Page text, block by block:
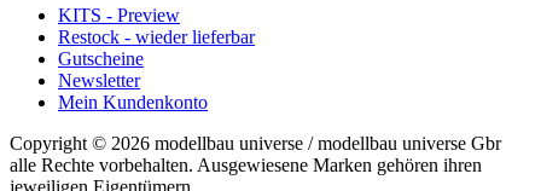
KITS - Preview
Restock - wieder lieferbar
Gutscheine
Newsletter
Mein Kundenkonto
Copyright © 2026 modellbau universe / modellbau universe Gbr
alle Rechte vorbehalten. Ausgewiesene Marken gehören ihren